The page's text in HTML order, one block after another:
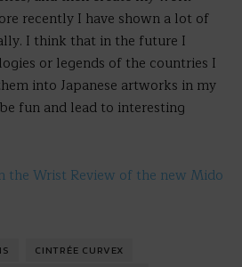
recently I have shown a lot of
I think that in the future I
or legends of the countries I
into Japanese artworks in my
fun and lead to interesting
the Wrist Review of the new Mido
CINTRÉE CURVEX